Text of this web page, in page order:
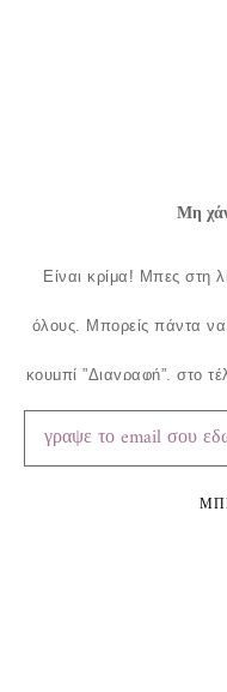
Μη
Είναι κρίμα! Μπες στη
όλους. Μπορείς πάντα να
κουμπί ”Διαγραφή”, στο